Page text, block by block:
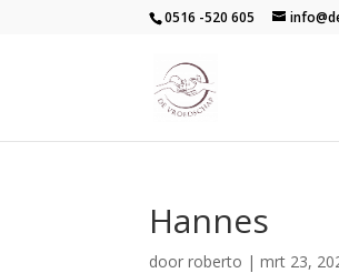
0516 -520 605
Hannes
doorroberto |mrt 23,